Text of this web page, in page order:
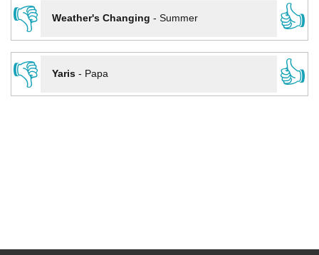
👎
Weather's Changing - Summer
👍
👎
Yaris- Papa 👍